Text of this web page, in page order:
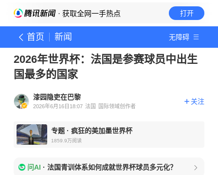
· 获取全网一手热点 打开
首页 新闻 无障碍
2026年世界杯：法国是参赛球员中出生
国最多的国家
漆园隐吏在巴黎
2026年6月16日18:07 法国 国际领域创作者
关注
专题 · 疯狂的美加墨世界杯
1859.9万阅读
问AI · 法国青训体系如何成就世界杯球员多元化？